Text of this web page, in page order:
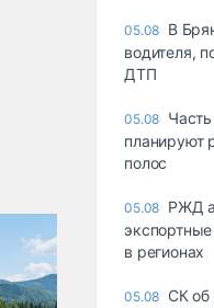
05.08 В
водителя,
ДТП
05.08
планируют
полос
05.08 РЖД
в регионах
05.08 СК об